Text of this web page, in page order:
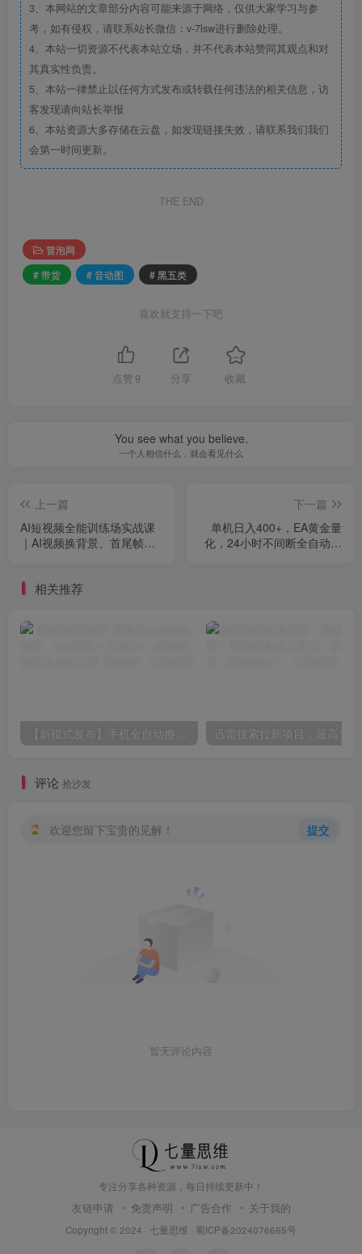
3、本网站的文章部分内容可能来源于网络，仅供大家学习与参
考，如有侵权，请联系站长微信：v-7lsw进行删除处理。
4、本站一切资源不代表本站立场，并不代表本站赞同其观点和对
其真实性负责。
5、本站一律禁止以任何方式发布或转载任何违法的相关信息，访
客发现请向站长举报
6、本站资源大多存储在云盘，如发现链接失效，请联系我们我们
会第一时间更新。
THE END
冒泡网
# 带货
# 音动图 # 黑五类
喜欢就支持一下吧
点赞 9 分享 收藏
You see what you believe.
一个人相信什么，就会看见什么
上一篇
AI短视频全能训练场实战课
｜AI视频换背景、首尾帧复
下一篇
单机日入400+，EA黄金量
化，24小时不间断全自动挂
相关推荐
评论 抢沙发
欢迎您留下宝贵的见解！ 提交
暂无评论内容
专注分享各种资源，每日持续更新中！
友链申请 免责声明 广告合作 关于我的
Copyright © 2024 · 七量思维 · 蜀ICP备2024076665号